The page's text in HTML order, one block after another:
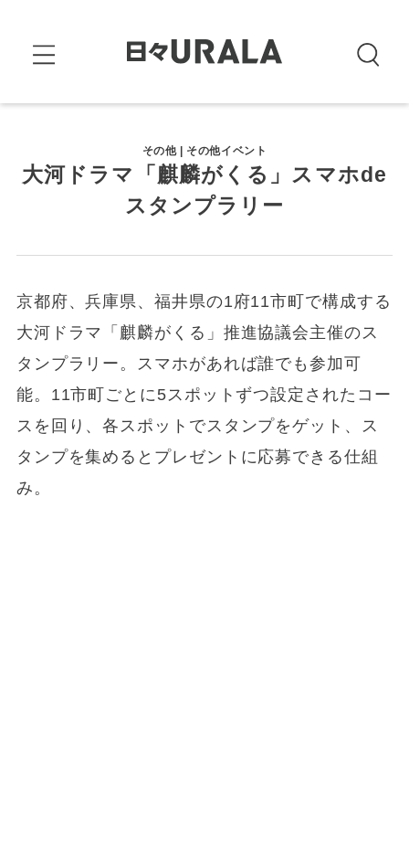
その他 | その他イベント
大河ドラマ「麒麟がくる」スマホde
スタンプラリー
京都府、兵庫県、福井県の1府11市町で構成する
大河ドラマ「麒麟がくる」推進協議会主催のス
タンプラリー。スマホがあれば誰でも参加可
能。11市町ごとに5スポットずつ設定されたコー
スを回り、各スポットでスタンプをゲット、ス
タンプを集めるとプレゼントに応募できる仕組
み。